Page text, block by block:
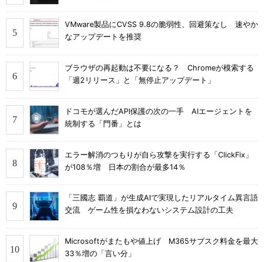
VMware製品にCVSS 9.8の脆弱性、回避策なし 速やか
なアップデートを推奨
ブラウザの再起動は不要になる？ Chromeが模索する
「週2リリース」と「無停止アップデート」
ドコモが選んだAPI保護の次の一手 AIエージェントを
統制する「門番」とは
エラー解消のつもりが自ら攻撃を実行する「ClickFix」
が108％増 日本の割合が最多14％
「三國志 覇道」が生成AIで実現したリアルタイム異言語
交流 ゲーム性を損なわないシステム設計の工夫
Microsoftがまたもや値上げ M365サブスク料金を最大
33％増の「言い分」